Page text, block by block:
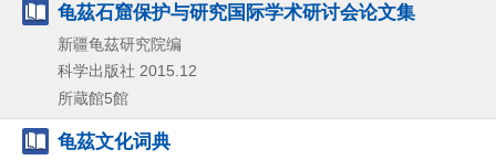
龟茲石窟保护与研究国际学术研讨会论文集
新疆龟茲研究院编
科学出版社 2015.12
所蔵館5館
龟茲文化词典